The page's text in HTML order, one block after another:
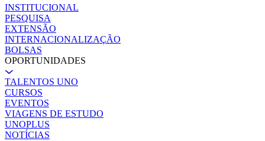
INSTITUCIONAL
PESQUISA
EXTENSÃO
INTERNACIONALIZAÇÃO
BOLSAS
OPORTUNIDADES
TALENTOS UNO
CURSOS
EVENTOS
VIAGENS DE ESTUDO
UNOPLUS
NOTÍCIAS